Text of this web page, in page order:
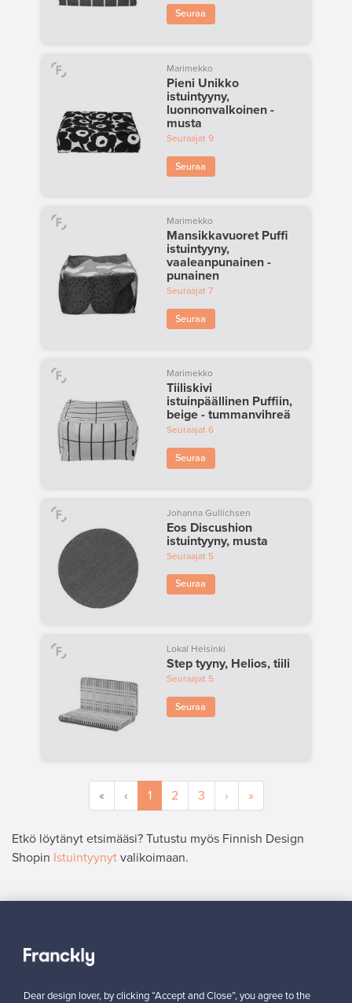
Seuraa
Marimekko
Pieni Unikko
istuintyyny,
luonnonvalkoinen -
musta
Seuraajat9
Seuraa
Marimekko
Mansikkavuoret Puffi
istuintyyny,
vaaleanpunainen -
punainen
Seuraajat7
Seuraa
Marimekko
Tiiliskivi
istuinpäällinen Puffiin,
beige - tummanvihreä
Seuraajat6
Seuraa
Johanna Gullichsen
Eos Discushion
istuintyyny, musta
Seuraajat 5
Seuraa
Lokal Helsinki
Step tyyny, Helios, tiili
Seuraajat5
Seuraa
« ‹ 1 2 3 › »
Etkö löytänyt etsimääsi? Tutustu myös Finnish Design
Shopin Istuintyynyt valikoimaan.
”Ostaja ymmärtää aidon tuotteen arvon ja laadun, joten hinta
Dear design lover, by clicking “Accept and Close”, you agree to the